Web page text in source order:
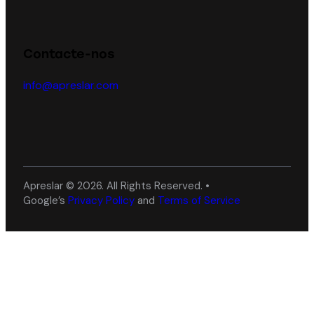
info@apreslar.com
Apreslar © 2026. All Rights Reserved. •
Google’s Privacy Policy and Terms of Service